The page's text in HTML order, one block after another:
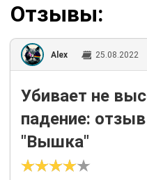
Отзывы:
Alex 25.08.2022
Убивает не
падение:
"Вышка"